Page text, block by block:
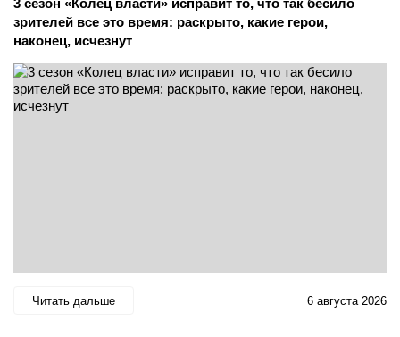
3 сезон «Колец власти» исправит то, что так бесило
зрителей все это время: раскрыто, какие герои,
наконец, исчезнут
Читать дальше 6 августа 2026